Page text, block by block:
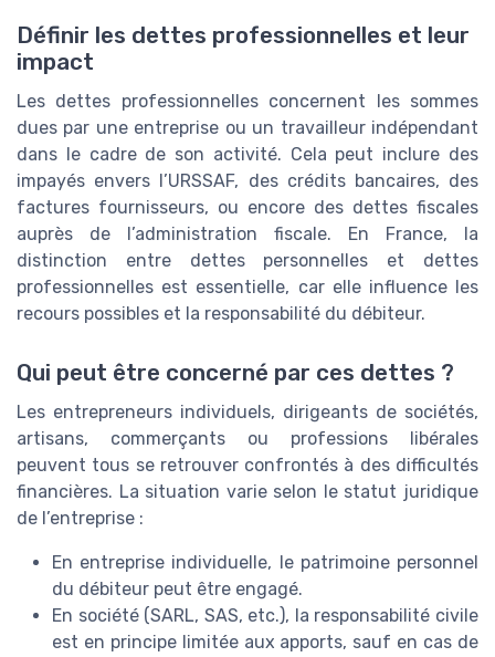
Définir les dettes professionnelles et leur
impact
Les dettes professionnelles concernent les sommes
dues par une entreprise ou un travailleur indépendant
dans le cadre de son activité. Cela peut inclure des
impayés envers l’URSSAF, des crédits bancaires, des
factures fournisseurs, ou encore des dettes fiscales
auprès de l’administration fiscale. En France, la
distinction entre dettes personnelles et dettes
professionnelles est essentielle, car elle influence les
recours possibles et la responsabilité du débiteur.
Qui peut être concerné par ces dettes ?
Les entrepreneurs individuels, dirigeants de sociétés,
artisans, commerçants ou professions libérales
peuvent tous se retrouver confrontés à des difficultés
financières. La situation varie selon le statut juridique
de l’entreprise :
En entreprise individuelle, le patrimoine personnel
du débiteur peut être engagé.
En société (SARL, SAS, etc.), la responsabilité civile
est en principe limitée aux apports, sauf en cas de